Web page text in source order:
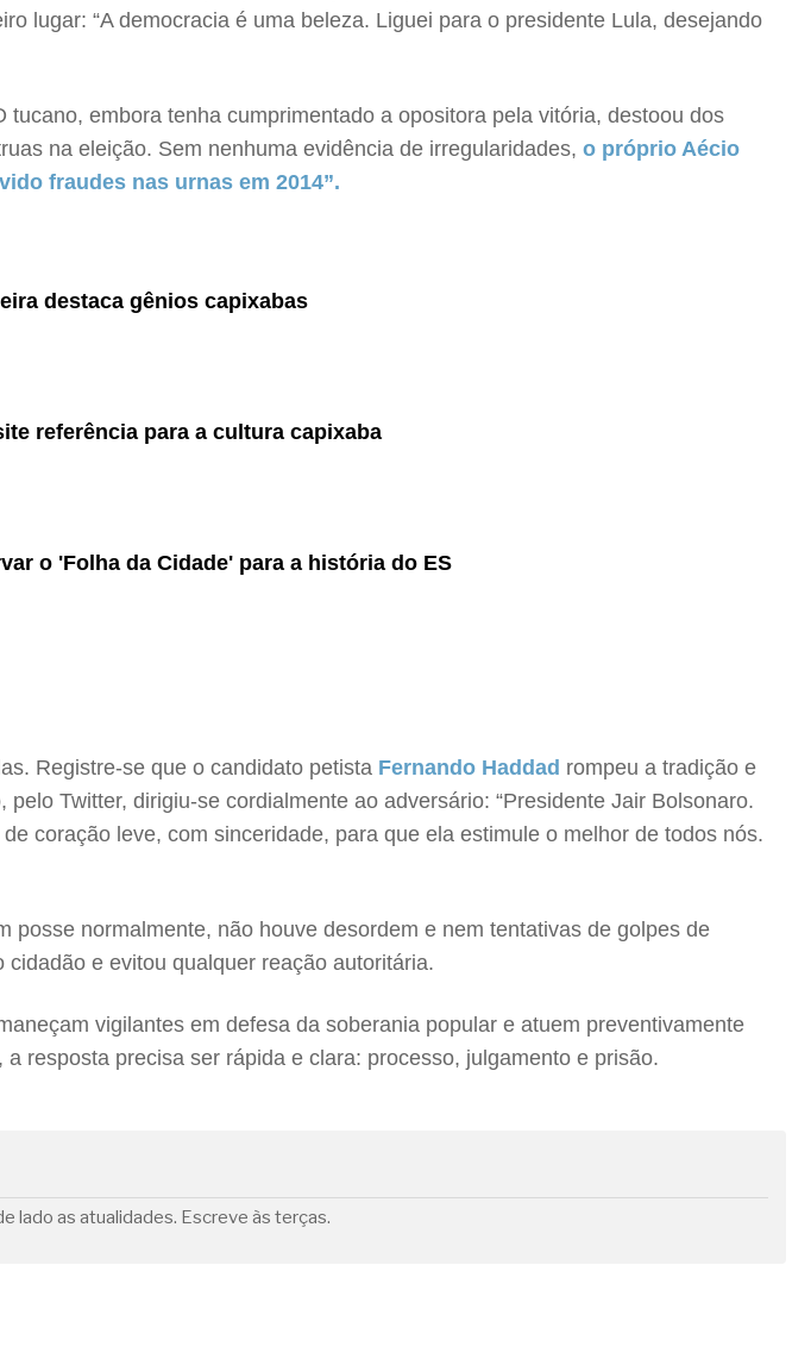
lugar: “A democracia é uma beleza. Liguei para o presidente Lula, desejando
tucano, embora tenha cumprimentado a opositora pela vitória, destoou dos
na eleição. Sem nenhuma evidência de irregularidades, o próprio Aécio
fraudes nas urnas em 2014”.
destaca gênios capixabas
referência para a cultura capixaba
o 'Folha da Cidade' para a história do ES
Registre-se que o candidato petista Fernando Haddad rompeu a tradição e
Twitter, dirigiu-se cordialmente ao adversário: “Presidente Jair Bolsonaro.
coração leve, com sinceridade, para que ela estimule o melhor de todos nós.
normalmente, não houve desordem e nem tentativas de golpes de
e evitou qualquer reação autoritária.
vigilantes em defesa da soberania popular e atuem preventivamente
resposta precisa ser rápida e clara: processo, julgamento e prisão.
lado as atualidades. Escreve às terças.